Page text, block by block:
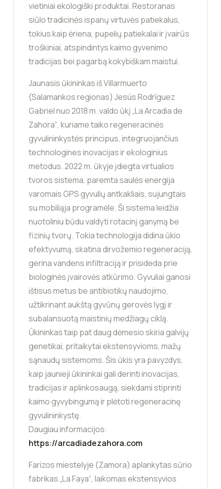
vietiniai ekologiški produktai. Restoranas
siūlo tradicinės ispanų virtuvės patiekalus,
tokius kaip ėriena, pupelių patiekalai ir įvairūs
troškiniai, atspindintys kaimo gyvenimo
tradicijas bei pagarbą kokybiškam maistui.
Jaunasis ūkininkas iš Villarmuerto
(Salamankos regionas) Jesús Rodríguez
Gabriel nuo 2018 m. valdo ūkį „La Arcadia de
Zahora“, kuriame taiko regeneracinės
gyvulininkystės principus, integruojančius
technologines inovacijas ir ekologinius
metodus. 2022 m. ūkyje įdiegta virtualios
tvoros sistema, paremta saulės energija
varomais GPS gyvulių antkakliais, sujungtais
su mobiliąja programėle. Ši sistema leidžia
nuotoliniu būdu valdyti rotacinį ganymą be
fizinių tvorų. Tokia technologija didina ūkio
efektyvumą, skatina dirvožemio regeneraciją,
gerina vandens infiltraciją ir prisideda prie
biologinės įvairovės atkūrimo. Gyvuliai ganosi
ištisus metus be antibiotikų naudojimo,
užtikrinant aukštą gyvūnų gerovės lygį ir
subalansuotą maistinių medžiagų ciklą.
Ūkininkas taip pat daug dėmesio skiria galvijų
genetikai, pritaikytai ekstensyvioms, mažų
sąnaudų sistemoms. Šis ūkis yra pavyzdys,
kaip jaunieji ūkininkai gali derinti inovacijas,
tradicijas ir aplinkosaugą, siekdami stiprinti
kaimo gyvybingumą ir plėtoti regeneracinę
gyvulininkystę.
Daugiau informacijos:
https://arcadiadezahora.com
Farizos miestelyje (Zamora) aplankytas sūrio
fabrikas „La Faya“, laikomas ekstensyvios